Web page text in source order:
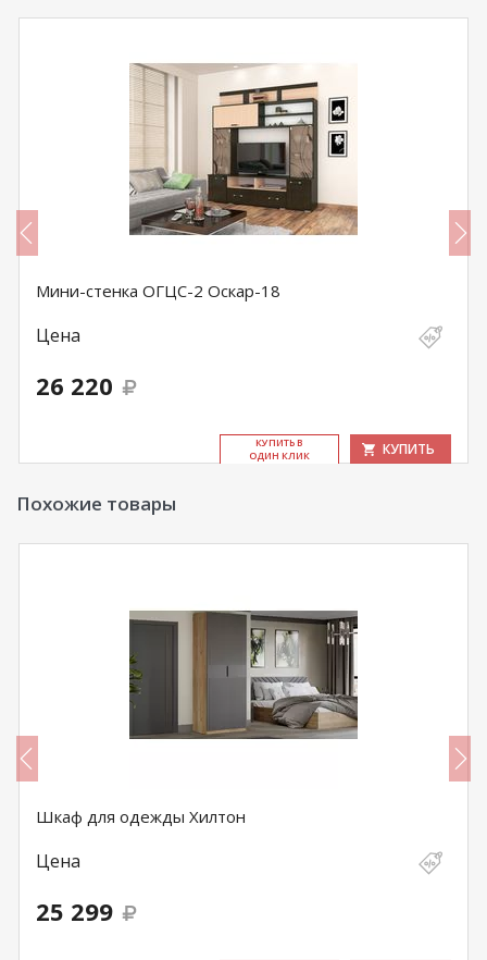
Мини-стенка ОГЦС-2 Оскар-18
Цена
26 220
КУ­ПИТЬ В
ОДИН КЛИК
КУПИТЬ
Похожие товары
Шкаф для одежды Хилтон
Цена
25 299